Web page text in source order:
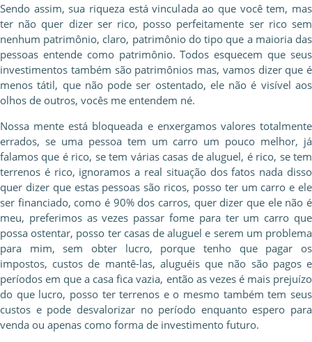
Sendo assim, sua riqueza está vinculada ao que você tem, mas
ter não quer dizer ser rico, posso perfeitamente ser rico sem
nenhum patrimônio, claro, patrimônio do tipo que a maioria das
pessoas entende como patrimônio. Todos esquecem que seus
investimentos também são patrimônios mas, vamos dizer que é
menos tátil, que não pode ser ostentado, ele não é visível aos
olhos de outros, vocês me entendem né.
Nossa mente está bloqueada e enxergamos valores totalmente
errados, se uma pessoa tem um carro um pouco melhor, já
falamos que é rico, se tem várias casas de aluguel, é rico, se tem
terrenos é rico, ignoramos a real situação dos fatos nada disso
quer dizer que estas pessoas são ricos, posso ter um carro e ele
ser financiado, como é 90% dos carros, quer dizer que ele não é
meu, preferimos as vezes passar fome para ter um carro que
possa ostentar, posso ter casas de aluguel e serem um problema
para mim, sem obter lucro, porque tenho que pagar os
impostos, custos de mantê-las, aluguéis que não são pagos e
períodos em que a casa fica vazia, então as vezes é mais prejuízo
do que lucro, posso ter terrenos e o mesmo também tem seus
custos e pode desvalorizar no período enquanto espero para
venda ou apenas como forma de investimento futuro.